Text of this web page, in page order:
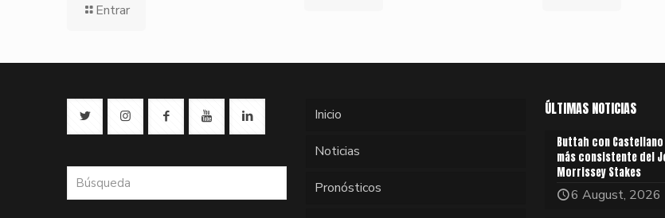
Entrar
Inicio
Noticias
Pronósticos
ÚLTIMAS NOTICIAS
Buttah con
más consistente del
Morrissey Stakes
6 August, 2026